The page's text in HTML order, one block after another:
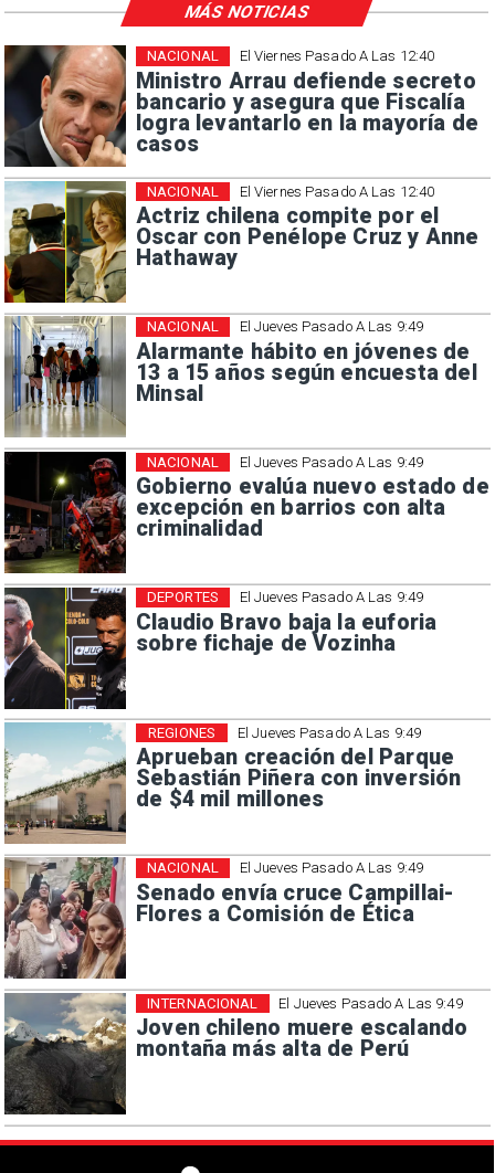
El Viernes Pasado A Las 12:40
Ministro Arrau defiende secreto
bancario y asegura que Fiscalía
logra levantarlo en la mayoría de
casos
NACIONAL
El Viernes Pasado A Las 12:40
Actriz chilena compite por el
Oscar con Penélope Cruz y Anne
Hathaway
NACIONAL
El Jueves Pasado A Las 9:49
Alarmante hábito en jóvenes de
13 a 15 años según encuesta del
Minsal
NACIONAL
El Jueves Pasado A Las 9:49
Gobierno evalúa nuevo estado de
excepción en barrios con alta
criminalidad
NACIONAL
El Jueves Pasado A Las 9:49
Claudio Bravo baja la euforia
sobre fichaje de Vozinha
DEPORTES
El Jueves Pasado A Las 9:49
Aprueban creación del Parque
Sebastián Piñera con inversión
de $4 mil millones
REGIONES
El Jueves Pasado A Las 9:49
Senado envía cruce Campillai-
Flores a Comisión de Ética
NACIONAL
El Jueves Pasado A Las 9:49
Joven chileno muere escalando
montaña más alta de Perú
INTERNACIONAL
MÁS NOTICIAS